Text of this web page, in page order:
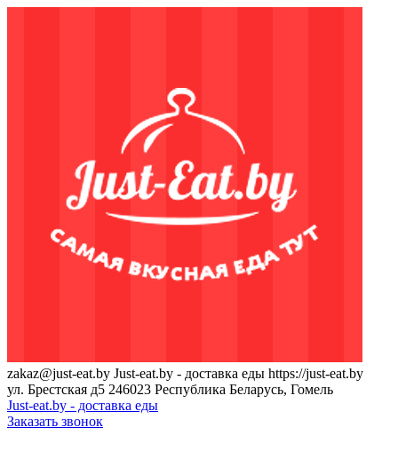
zakaz@just-eat.by Just-eat.by - доставка еды https://just-eat.by
ул. Брестская д5 246023 Республика Беларусь, Гомель
Just-eat.by - доставка еды
Заказать звонок